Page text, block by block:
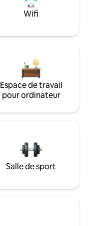
Wifi
Espace de travail
pour ordinateur
Salle de sport